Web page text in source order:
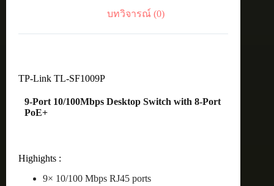
บทวิจารณ์ (0)
TP-Link TL-SF1009P
9-Port 10/100Mbps Desktop Switch with 8-Port
PoE+
Highights :
9× 10/100 Mbps RJ45 ports